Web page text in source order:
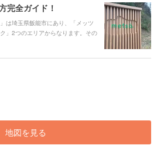
完全ガイド！
は埼玉県飯能市にあり、「メッツ
」2つのエリアからなります。その
地図を見る